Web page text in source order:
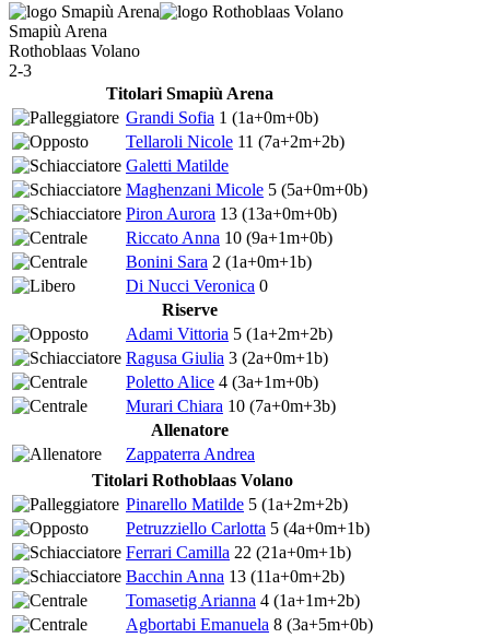
Smapiù Arena
Rothoblaas Volano
2-3
Titolari Smapiù Arena
Grandi Sofia 1 (1a+0m+0b)
Tellaroli Nicole 11 (7a+2m+2b)
Galetti Matilde
Maghenzani Micole 5 (5a+0m+0b)
Piron Aurora 13 (13a+0m+0b)
Riccato Anna 10 (9a+1m+0b)
Bonini Sara 2 (1a+0m+1b)
Di Nucci Veronica 0
Riserve
Adami Vittoria 5 (1a+2m+2b)
Ragusa Giulia 3 (2a+0m+1b)
Poletto Alice 4 (3a+1m+0b)
Murari Chiara 10 (7a+0m+3b)
Allenatore
Zappaterra Andrea
Titolari Rothoblaas Volano
Pinarello Matilde 5 (1a+2m+2b)
Petruzziello Carlotta 5 (4a+0m+1b)
Ferrari Camilla 22 (21a+0m+1b)
Bacchin Anna 13 (11a+0m+2b)
Tomasetig Arianna 4 (1a+1m+2b)
Agbortabi Emanuela 8 (3a+5m+0b)